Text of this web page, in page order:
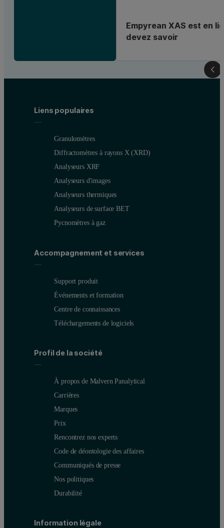
Empyrean XAS est en
devez savoir
Liens populaires
Granulomètres
Diffractomètres à rayons X (XRD)
Analyseurs XRF
Analyseurs d'images
Analyseurs thermiques
Analyseurs de surface BET
Pycnomètres à gaz
Accompagnement et services
Support produit
Événements et formation
Centre de connaissances
Téléchargements de logiciels
Profil de la société
À propos de Malvern Panalytical
Carrières
Marques
Prix
Rencontrez nos experts
Code de déontologie des affaires
Communiqués de presse
Nos politiques
Durabilité
Information légale